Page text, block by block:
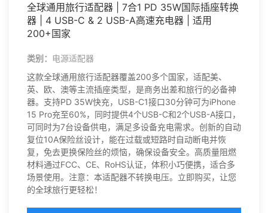
全球通用旅行适配器 | 7合1 PD 35W国际插座转换
器 | 4 USB-C & 2 USB-A高速充电器 | 适用
200+国家
类别： 电源适配器
这款全球通用旅行适配器覆盖200多个国家，适配美、
英、欧、澳等主流插座类型，是商务出差和旅行的必备神
器。支持PD 35W快充，USB-C1接口30分钟可为iPhone
15 Pro充至60%，同时提供4个USB-C和2个USB-A接口，
可同时为7台设备供电，满足多设备充电需求。创新的自动
复位10A保险丝设计，能在过载或短路时自动断电并恢
复，免去更换保险丝的烦恼，确保设备安全。高质量阻燃
材料通过FCC、CE、RoHS认证，体积小巧便携，适合多
场景使用。注意：本适配器不转换电压。立即购买，让您
的全球旅行更轻松！